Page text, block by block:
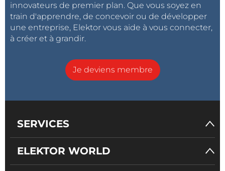
innovateurs de premier plan. Que vous soyez en
train d'apprendre, de concevoir ou de développer
une entreprise, Elektor vous aide à vous connecter,
à créer et à grandir.
Je deviens membre
SERVICES
ELEKTOR WORLD